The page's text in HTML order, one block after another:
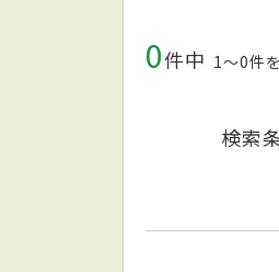
0件中 1〜0件
検索